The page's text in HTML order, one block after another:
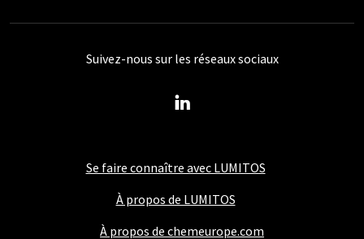
Se faire connaître avec LUMITOS
À propos de LUMITOS
À propos de chemeurope.com
Suivez-nous sur les réseaux sociaux